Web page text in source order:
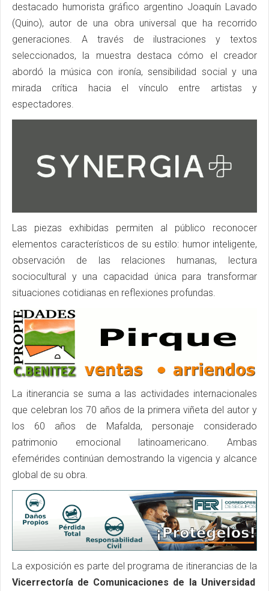
destacado humorista gráfico argentino Joaquín Lavado
(Quino), autor de una obra universal que ha recorrido
generaciones. A través de ilustraciones y textos
seleccionados, la muestra destaca cómo el creador
abordó la música con ironía, sensibilidad social y una
mirada crítica hacia el vínculo entre artistas y
espectadores.
Las piezas exhibidas permiten al público reconocer
elementos característicos de su estilo: humor inteligente,
observación de las relaciones humanas, lectura
sociocultural y una capacidad única para transformar
situaciones cotidianas en reflexiones profundas.
La itinerancia se suma a las actividades internacionales
que celebran los 70 años de la primera viñeta del autor y
los 60 años de Mafalda, personaje considerado
patrimonio emocional latinoamericano. Ambas
efemérides continúan demostrando la vigencia y alcance
global de su obra.
La exposición es parte del programa de itinerancias de la
Vicerrectoría de Comunicaciones de la Universidad